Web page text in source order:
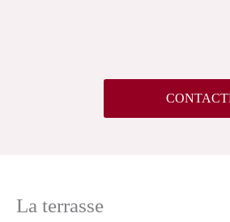
La terrasse